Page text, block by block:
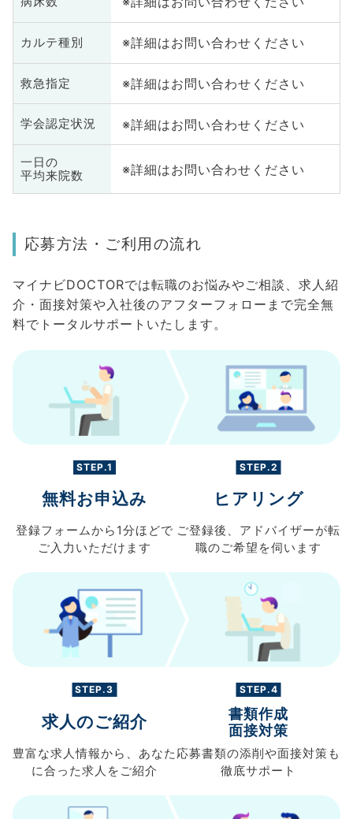
カルテ種別 ※詳細はお問い合わせください
救急指定 ※詳細はお問い合わせください
学会認定状況 ※詳細はお問い合わせください
一日の
平均来院数
※詳細はお問い合わせください
応募方法・ご利用の流れ
マイナビDOCTORでは転職のお悩みやご相談、求人紹
介・面接対策や入社後のアフターフォローまで完全無
料でトータルサポートいたします。
STEP.1
無料お申込み
登録フォームから 1分ほどで
ご入力 いただけます
STEP.2
ヒアリング
ご登録後、 アドバイザーが転
職のご希望を伺います
STEP.3
求人のご紹介
豊富な求人情報から、 あなた
に合った求人を ご紹介
STEP.4
書類作成
面接対策
応募書類の添削や面接対策も
徹底サポート